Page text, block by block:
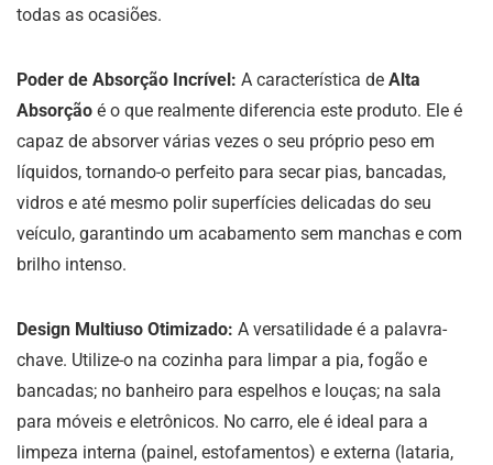
todas as ocasiões.
Poder de Absorção Incrível: A característica de Alta
Absorção é o que realmente diferencia este produto. Ele é
capaz de absorver várias vezes o seu próprio peso em
líquidos, tornando-o perfeito para secar pias, bancadas,
vidros e até mesmo polir superfícies delicadas do seu
veículo, garantindo um acabamento sem manchas e com
brilho intenso.
Design Multiuso Otimizado: A versatilidade é a palavra-
chave. Utilize-o na cozinha para limpar a pia, fogão e
bancadas; no banheiro para espelhos e louças; na sala
para móveis e eletrônicos. No carro, ele é ideal para a
limpeza interna (painel, estofamentos) e externa (lataria,